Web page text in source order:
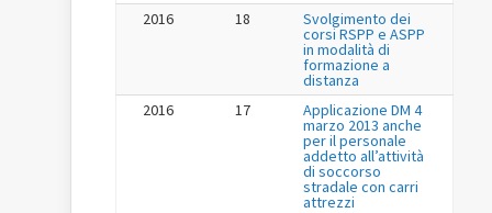
2016
18 Svolgimento dei
corsi RSPP e ASPP
in modalità di
formazione a
distanza
2016
17 Applicazione DM 4
marzo 2013 anche
per il personale
addetto all’attività
di soccorso
stradale con carri
attrezzi